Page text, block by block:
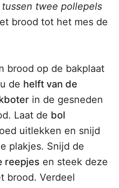
tussen twee pollepels
brood tot het mes de
brood op de bakplaat
de helft van de
in de gesneden
Laat de bol
uitlekken en snijd
plakjes. Snijd de
reepjes en steek deze
brood. Verdeel